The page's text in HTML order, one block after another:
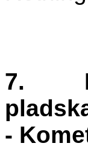
7.
-